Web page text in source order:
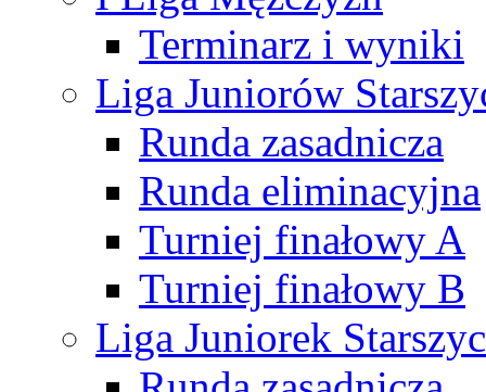
Terminarz i wyniki
Liga Juniorów
Runda zasadnicza
Runda eliminacyjna
Turniej finałowy A
Turniej finałowy B
Liga Juniorek